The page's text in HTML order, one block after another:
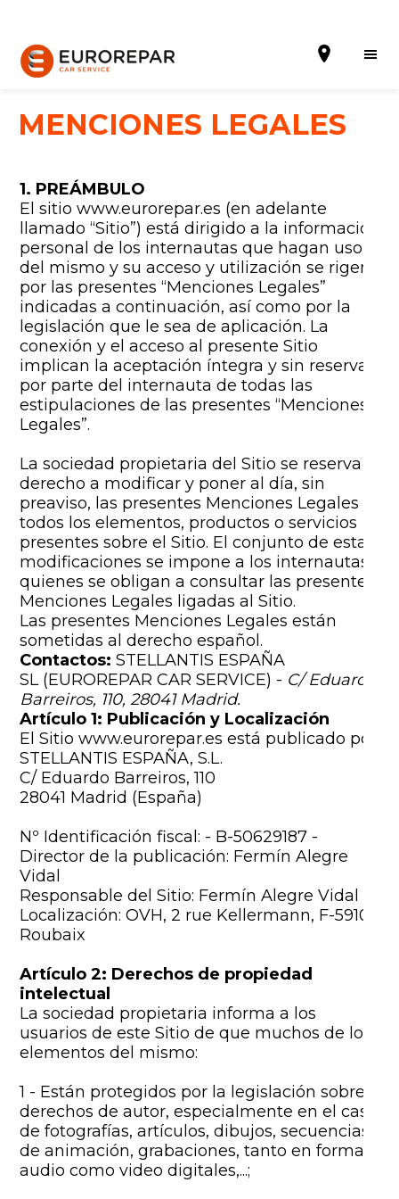
Solicitar una cita
Presupuesto Online
Incorporarse a la RED
La Marca
Promociones
Noticias
Servicios
Todos los talleres
Incorporarse a la red
MENCIONES LEGALES
1. PREÁMBULO
El sitio www.eurorepar.es (en adelante
llamado “Sitio”) está dirigido a la información
personal de los internautas que hagan uso
del mismo y su acceso y utilización se rigen
por las presentes “Menciones Legales”
indicadas a continuación, así como por la
legislación que le sea de aplicación. La
conexión y el acceso al presente Sitio
implican la aceptación íntegra y sin reservas
por parte del internauta de todas las
estipulaciones de las presentes “Menciones
Legales”.
La sociedad propietaria del Sitio se reserva el
derecho a modificar y poner al día, sin
preaviso, las presentes Menciones Legales y
todos los elementos, productos o servicios
presentes sobre el Sitio. El conjunto de estas
modificaciones se impone a los internautas
quienes se obligan a consultar las presentes
Menciones Legales ligadas al Sitio.
Las presentes Menciones Legales están
sometidas al derecho español.
Contactos: STELLANTIS ESPAÑA
SL (EUROREPAR CAR SERVICE) - C/ Eduardo
Barreiros, 110, 28041 Madrid.
Artículo 1: Publicación y Localización
El Sitio www.eurorepar.es está publicado por:
STELLANTIS ESPAÑA, S.L.
C/ Eduardo Barreiros, 110
28041 Madrid (España)
Nº Identificación fiscal: - B-50629187 -
Director de la publicación: Fermín Alegre
Vidal
Responsable del Sitio: Fermín Alegre Vidal
Localización: OVH, 2 rue Kellermann, F-59100
Roubaix
Artículo 2: Derechos de propiedad
intelectual
La sociedad propietaria informa a los
usuarios de este Sitio de que muchos de los
elementos del mismo:
1 - Están protegidos por la legislación sobre
derechos de autor, especialmente en el caso
de fotografías, artículos, dibujos, secuencias
de animación, grabaciones, tanto en formato
audio como video digitales,...;